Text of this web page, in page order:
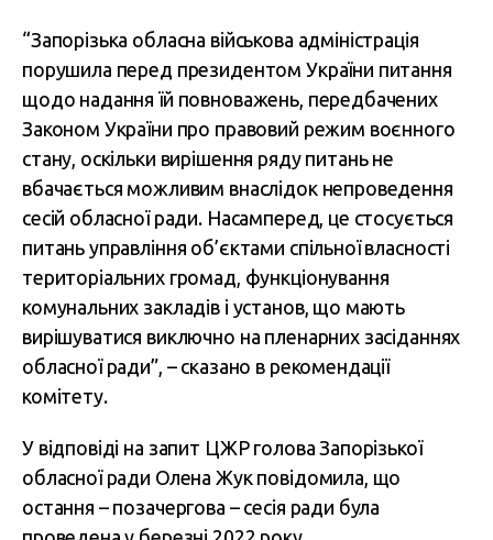
“Запорізька обласна військова адміністрація
порушила перед президентом України питання
щодо надання їй повноважень, передбачених
Законом України про правовий режим воєнного
стану, оскільки вирішення ряду питань не
вбачається можливим внаслідок непроведення
сесій обласної ради. Насамперед, це стосується
питань управління об’єктами спільної власності
територіальних громад, функціонування
комунальних закладів і установ, що мають
вирішуватися виключно на пленарних засіданнях
обласної ради”, – сказано в рекомендації
комітету.
У відповіді на запит ЦЖР голова Запорізької
обласної ради Олена Жук повідомила, що
остання – позачергова – сесія ради була